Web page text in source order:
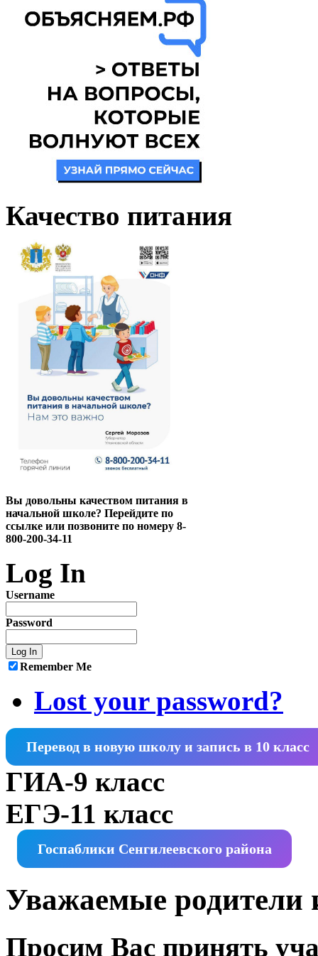
Качество питания
Вы довольны качеством питания в
начальной школе? Перейдите по
ссылке или позвоните по номеру 8-
800-200-34-11
Log In
Username
Password
Remember Me
Lost your password?
Перевод в новую школу и запись в 10 класс
ГИА-9 класс
ЕГЭ-11 класс
Госпаблики Сенгилеевского района
Уважаемые родители
Просим Вас принять